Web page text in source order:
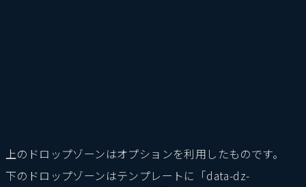
上のドロップゾーンはオプションを利用したものです。
下のドロップゾーンはテンプレートに「data-dz-